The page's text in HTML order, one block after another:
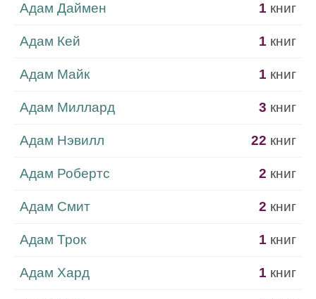
Адам Даймен 1 книг
Адам Кей 1 книг
Адам Майк 1 книг
Адам Миллард 3 книг
Адам Нэвилл 22 книг
Адам Робертс 2 книг
Адам Смит 2 книг
Адам Трок 1 книг
Адам Хард 1 книг